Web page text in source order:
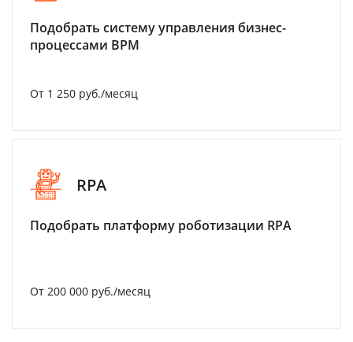
Подобрать систему управления бизнес-
процессами BPM
От 1 250 руб./месяц
RPA
Подобрать платформу роботизации RPA
От 200 000 руб./месяц